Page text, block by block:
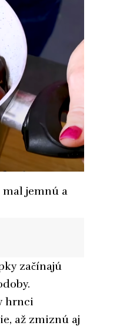
mal jemnú a
začínajú
hrnci
až zmiznú aj